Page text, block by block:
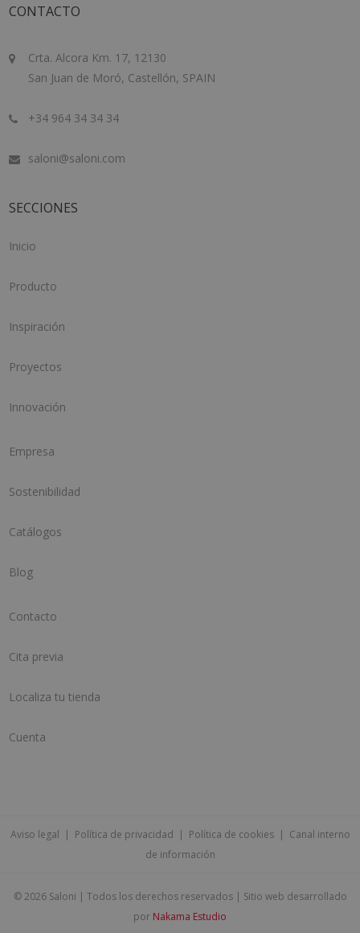
CONTACTO
Crta. Alcora Km. 17, 12130
San Juan de Moró, Castellón, SPAIN
+34 964 34 34 34
saloni@saloni.com
SECCIONES
Inicio
Producto
Inspiración
Proyectos
Innovación
Empresa
Sostenibilidad
Catálogos
Blog
Contacto
Cita previa
Localiza tu tienda
Cuenta
Aviso legal | Política de privacidad | Política de cookies| Canal interno
de información
©2026 Saloni | Todos los derechos reservados | Sitio web desarrollado
por Nakama Estudio